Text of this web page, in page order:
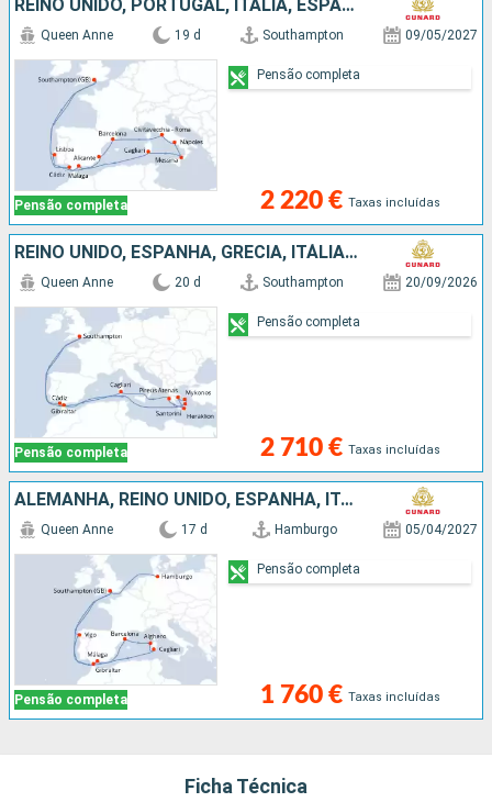
REINO UNIDO, PORTUGAL, ITÁLIA, ESPANHA
Pensão completa
Queen Anne 19 d Southampton 09/05/2027
2 220 € Taxas incluídas
Pensão completa
REINO UNIDO, ESPANHA, GRÉCIA, ITÁLIA, GIBRALTAR
Pensão completa
Queen Anne 20 d Southampton 20/09/2026
2 710 € Taxas incluídas
Pensão completa
ALEMANHA, REINO UNIDO, ESPANHA, ITÁLIA, GIBRALTAR
Pensão completa
Queen Anne 17 d Hamburgo 05/04/2027
1 760 € Taxas incluídas
Pensão completa
Ficha Técnica